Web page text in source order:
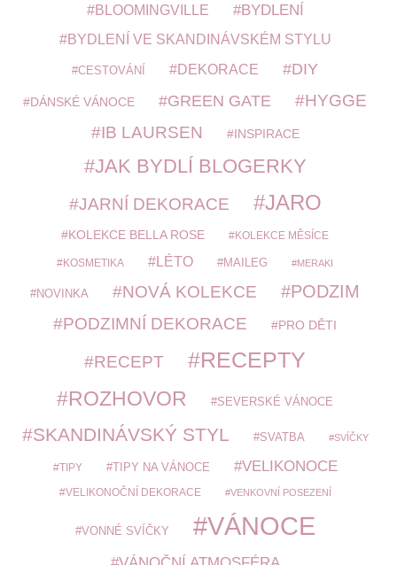
BLOOMINGVILLE BYDLENÍ
BYDLENÍ VE SKANDINÁVSKÉM STYLU
CESTOVÁNÍ DEKORACE DIY
DÁNSKÉ VÁNOCE GREEN GATE HYGGE
IB LAURSEN INSPIRACE
JAK BYDLÍ BLOGERKY
JARNÍ DEKORACE JARO
KOLEKCE BELLA ROSE KOLEKCE MĚSÍCE
KOSMETIKA LÉTO MAILEG MERAKI
NOVINKA NOVÁ KOLEKCE PODZIM
PODZIMNÍ DEKORACE PRO DĚTI
RECEPT RECEPTY
ROZHOVOR SEVERSKÉ VÁNOCE
SKANDINÁVSKÝ STYL SVATBA SVÍČKY
TIPY TIPY NA VÁNOCE VELIKONOCE
VELIKONOČNÍ DEKORACE VENKOVNÍ POSEZENÍ
VONNÉ SVÍČKY VÁNOCE